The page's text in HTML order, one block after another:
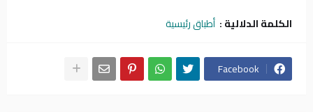
الكلمة الدلالية : أطباق رئيسية
Facebook